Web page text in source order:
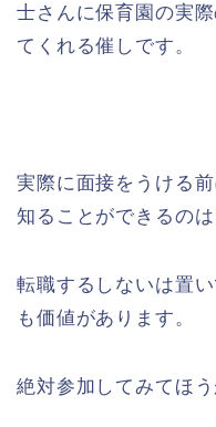
士さんに保育園の実
てくれる催しです。
実際に面接をうける
知ることができるの
転職するしないは置
も価値があります。
絶対参加してみてほ